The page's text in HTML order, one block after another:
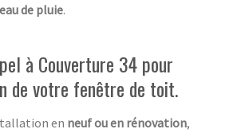
de pluie.
à Couverture 34 pour
de votre fenêtre de toit.
en neuf ou en rénovation,